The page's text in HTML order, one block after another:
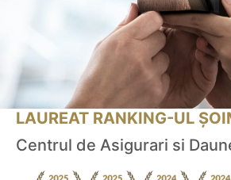
LAUREAT RANKING-UL
Centrul de Asigurari si